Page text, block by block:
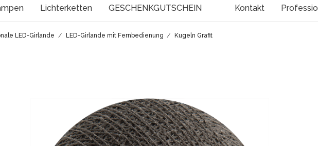
Lichterketten GESCHENKGUTSCHEIN Kontakt
LED-Girlande LED-Girlande mit Fernbedienung Kugeln Grafit